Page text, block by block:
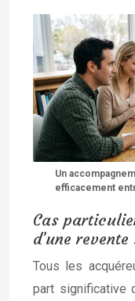
Un
efficacement
Cas
d’une
Tous les
part significative